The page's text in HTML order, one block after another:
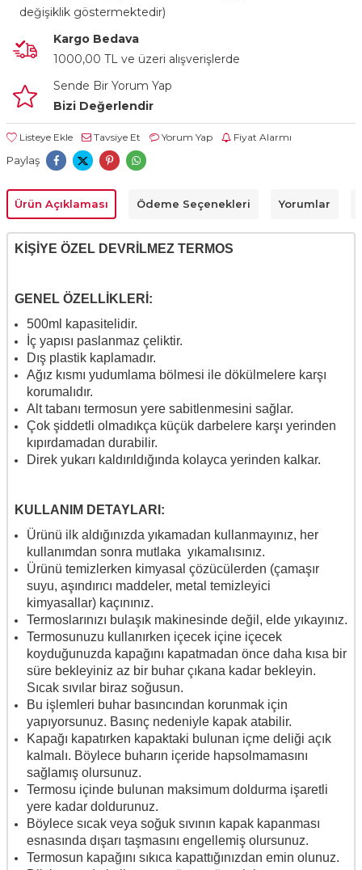
değişiklik göstermektedir)
Kargo Bedava
1000,00 TL ve üzeri alışverişlerde
Sende Bir Yorum Yap
Bizi Değerlendir
Listeye Ekle Tavsiye Et Yorum Yap Fiyat Alarmı
Paylaş
Ürün Açıklaması Ödeme Seçenekleri Yorumlar
KİŞİYE ÖZEL DEVRİLMEZ TERMOS
GENEL ÖZELLİKLERİ:
500ml kapasitelidir.
İç yapısı paslanmaz çeliktir.
Dış plastik kaplamadır.
Ağız kısmı yudumlama bölmesi ile dökülmelere karşı
korumalıdır.
Alt tabanı termosun yere sabitlenmesini sağlar.
Çok şiddetli olmadıkça küçük darbelere karşı yerinden
kıpırdamadan durabilir.
Direk yukarı kaldırıldığında kolayca yerinden kalkar.
KULLANIM DETAYLARI:
Ürünü ilk aldığınızda yıkamadan kullanmayınız, her
kullanımdan sonra mutlaka yıkamalısınız.
Ürünü temizlerken kimyasal çözücülerden (çamaşır
suyu, aşındırıcı maddeler, metal temizleyici
kimyasallar) kaçınınız.
Termoslarınızı bulaşık makinesinde değil, elde yıkayınız.
Termosunuzu kullanırken içecek içine içecek
koyduğunuzda kapağını kapatmadan önce daha kısa bir
süre bekleyiniz az bir buhar çıkana kadar bekleyin.
Sıcak sıvılar biraz soğusun.
Bu işlemleri buhar basıncından korunmak için
yapıyorsunuz. Basınç nedeniyle kapak atabilir.
Kapağı kapatırken kapaktaki bulunan içme deliği açık
kalmalı. Böylece buharın içeride hapsolmamasını
sağlamış olursunuz.
Termosu içinde bulunan maksimum doldurma işaretli
yere kadar doldurunuz.
Böylece sıcak veya soğuk sıvının kapak kapanması
esnasında dışarı taşmasını engellemiş olursunuz.
Termosun kapağını sıkıca kapattığınızdan emin olunuz.